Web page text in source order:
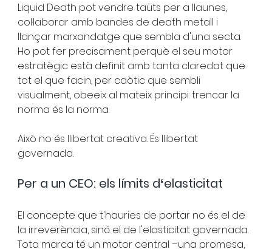
Liquid Death pot vendre taüts per a llaunes,
col·laborar amb bandes de death metall i
llançar marxandatge que sembla d'una secta.
Ho pot fer precisament perquè el seu motor
estratègic està definit amb tanta claredat que
tot el que facin, per caòtic que sembli
visualment, obeeix al mateix principi: trencar la
norma és la norma.
Això no és llibertat creativa. És llibertat
governada.
Per a un CEO: els límits dʻelasticitat
El concepte que t'hauries de portar no és el de
la irreverència, sinó el de l'elasticitat governada.
Tota marca té un motor central –una promesa,